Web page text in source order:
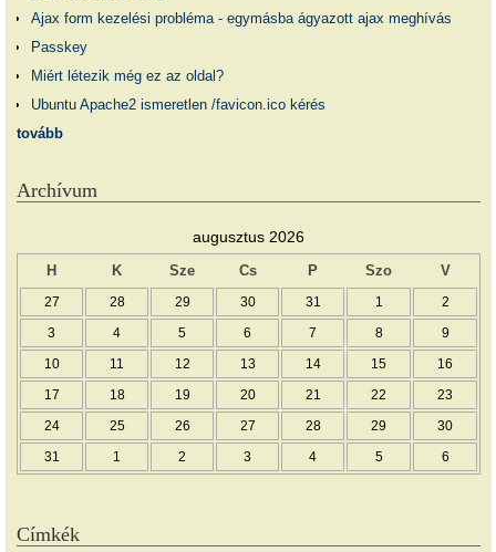
Ajax form kezelési probléma - egymásba ágyazott ajax meghívás
Passkey
Miért létezik még ez az oldal?
Ubuntu Apache2 ismeretlen /favicon.ico kérés
tovább
Archívum
augusztus 2026
H K Sze Cs P Szo V
27 28 29 30 31 1 2
3 4 5 6 7 8 9
10 11 12 13 14 15 16
17 18 19 20 21 22 23
24 25 26 27 28 29 30
31 1 2 3 4 5 6
Címkék